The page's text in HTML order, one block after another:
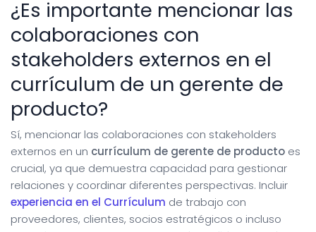
¿Es importante mencionar las
colaboraciones con
stakeholders externos en el
currículum de un gerente de
producto?
Sí, mencionar las colaboraciones con stakeholders
externos en un currículum de gerente de producto es
crucial, ya que demuestra capacidad para gestionar
relaciones y coordinar diferentes perspectivas. Incluir
experiencia en el Currículum de trabajo con
proveedores, clientes, socios estratégicos o incluso